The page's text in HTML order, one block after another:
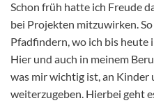
Schon früh hatte ich Freude
bei Projekten mitzuwirken.
Pfadfindern, wo ich bis
Hier und auch in meinem
was mir wichtig ist, an Kinder
weiterzugeben. Hierbei geht